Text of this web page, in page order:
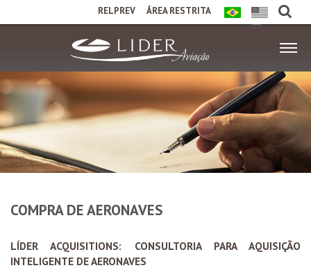
RELPREV ÁREA RESTRITA
COMPRA DE AERONAVES
LÍDER ACQUISITIONS: CONSULTORIA PARA AQUISIÇÃO
INTELIGENTE DE AERONAVES